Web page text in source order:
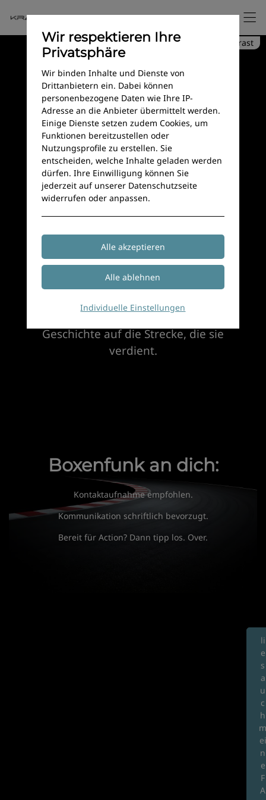
Hoher Kontrast
Kontakt
Du brauchst Fotos, die
knallen? Dann lass uns
Gas geben – Nachricht
genügt!
Manche Momente rauschen an dir
vorbei.
Andere hält man fest, bevor sie
verschwinden.
Genau dafür bin ich da.
Schreib mir – und wir bringen deine
Geschichte auf die Strecke, die sie
verdient.
Boxenfunk an dich:
Kontaktaufnahme empfohlen.
Kommunikation schriftlich bevorzugt.
Bereit für Action? Dann tipp los. Over.
li
e
s
a
u
c
h
m
ei
n
e
F
A
Wir respektieren Ihre
Privatsphäre
Wir binden Inhalte und Dienste von
Drittanbietern ein. Dabei können
personenbezogene Daten wie Ihre IP-
Adresse an die Anbieter übermittelt werden.
Einige Dienste setzen zudem Cookies, um
Funktionen bereitzustellen oder
Nutzungsprofile zu erstellen. Sie
entscheiden, welche Inhalte geladen werden
dürfen. Ihre Einwilligung können Sie
jederzeit auf unserer Datenschutzseite
widerrufen oder anpassen.
Individuelle Einstellungen